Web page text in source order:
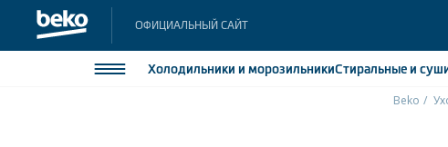
ОФИЦИАЛЬНЫЙ САЙТ
Холодильники и морозильникиСтиральные и
Beko